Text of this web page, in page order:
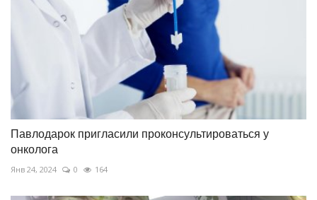
Павлодарок пригласили проконсультироваться у
онколога
Янв 24, 2024 0 164